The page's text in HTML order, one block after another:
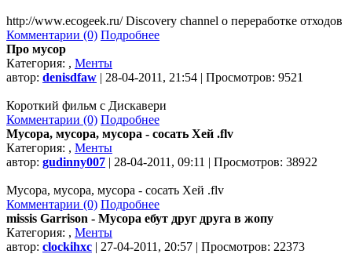
http://www.ecogeek.ru/ Discovery channel о переработке отходов
Комментарии (0) Подробнее
Про мусор
Категория: , Менты
автор: denisdfaw | 28-04-2011, 21:54 | Просмотров: 9521
Короткий фильм с Дискавери
Комментарии (0) Подробнее
Мусора, мусора, мусора - сосать Хей .flv
Категория: , Менты
автор: gudinny007 | 28-04-2011, 09:11 | Просмотров: 38922
Мусора, мусора, мусора - сосать Хей .flv
Комментарии (0) Подробнее
missis Garrison - Мусора ебут друг друга в жопу
Категория: , Менты
автор: clockihxc | 27-04-2011, 20:57 | Просмотров: 22373